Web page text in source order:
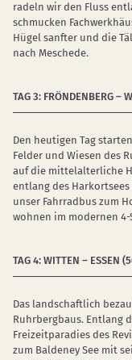
radeln wir den Fluss
schmucken
Hügel sanfter und die
nach Meschede.
TAG 3: FRÖNDENBERG –
Den heutigen Tag
Felder und Wiesen des
auf die mittelalterliche
entlang des
unser Fahrradbus zum
wohnen im modernen 4-
TAG 4: WITTEN – ESSEN
Das landschaftlich
Ruhrbergbaus. Entlang
Freizeitparadies des
zum Baldeney See mit